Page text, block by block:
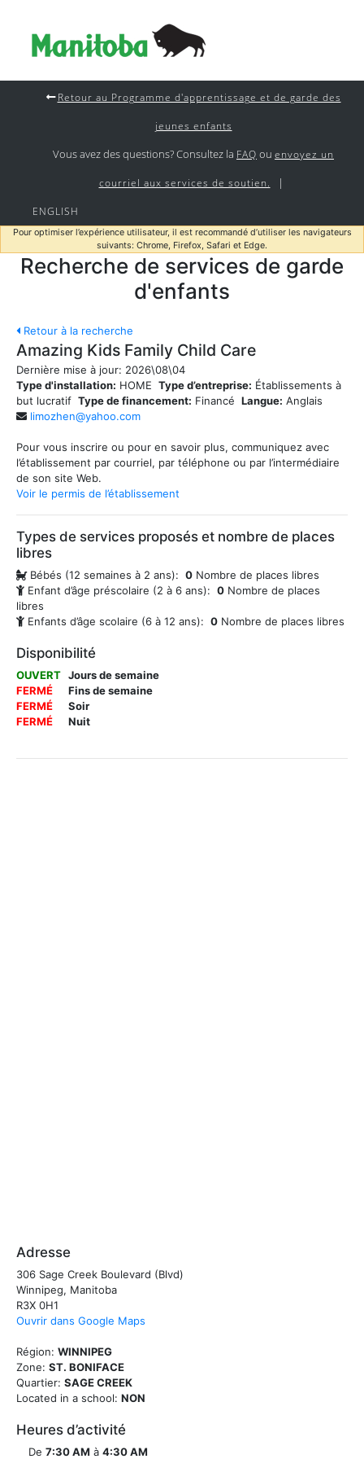
Retour au Programme d'apprentissage et de garde des
jeunes enfants
Vous avez des questions? Consultez la FAQ ou envoyez un
courriel aux services de soutien. |
ENGLISH
Pour optimiser l’expérience utilisateur, il est recommandé d’utiliser les navigateurs
suivants: Chrome, Firefox, Safari et Edge.
Recherche de services de garde
d'enfants
Retour à la recherche
Amazing Kids Family Child Care
Dernière mise à jour: 2026\08\04
Type d'installation: HOME Type d’entreprise: Établissements à
but lucratif Type de financement: Financé Langue: Anglais
limozhen@yahoo.com
Pour vous inscrire ou pour en savoir plus, communiquez avec
l’établissement par courriel, par téléphone ou par l’intermédiaire
de son site Web.
Voir le permis de l’établissement
Types de services proposés et nombre de places
libres
Bébés (12 semaines à 2 ans): 0 Nombre de places libres
Enfant d’âge préscolaire (2 à 6 ans): 0 Nombre de places
libres
Enfants d’âge scolaire (6 à 12 ans): 0 Nombre de places libres
Disponibilité
OUVERT Jours de semaine
FERMÉ
Fins de semaine
FERMÉ
Soir
FERMÉ
Nuit
Adresse
306 Sage Creek Boulevard (Blvd)
Winnipeg, Manitoba
R3X 0H1
Ouvrir dans Google Maps
Région: WINNIPEG
Zone: ST. BONIFACE
Quartier: SAGE CREEK
Located in a school: NON
Heures d’activité
De 7:30 AM à 4:30 AM